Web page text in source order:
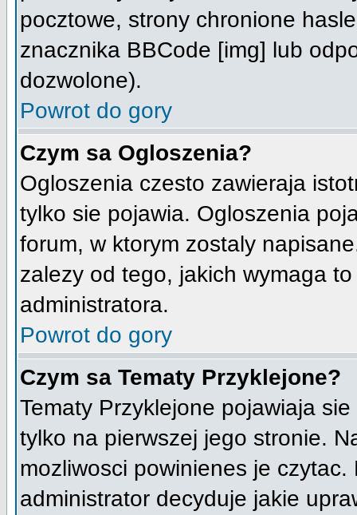
pocztowe, strony chronione
znacznika BBCode [img] lub
dozwolone).
Powrot do gory
Czym sa Ogloszenia?
Ogloszenia czesto zawieraja
tylko sie pojawia. Ogloszenia
forum, w ktorym zostaly
zalezy od tego, jakich wymaga
administratora.
Powrot do gory
Czym sa Tematy Przyklejone?
Tematy Przyklejone pojawiaja
tylko na pierwszej jego stronie.
mozliwosci powinienes je
administrator decyduje jakie